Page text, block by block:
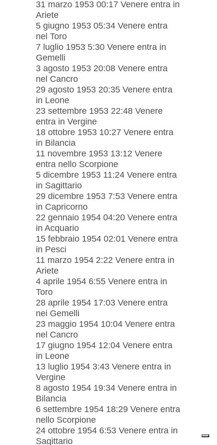
31 marzo 1953 00:17 Venere entra in
Ariete
5 giugno 1953 05:34 Venere entra
nel Toro
7 luglio 1953 5:30 Venere entra in
Gemelli
3 agosto 1953 20:08 Venere entra
nel Cancro
29 agosto 1953 20:35 Venere entra
in Leone
23 settembre 1953 22:48 Venere
entra in Vergine
18 ottobre 1953 10:27 Venere entra
in Bilancia
11 novembre 1953 13:12 Venere
entra nello Scorpione
5 dicembre 1953 11:24 Venere entra
in Sagittario
29 dicembre 1953 7:53 Venere entra
in Capricorno
22 gennaio 1954 04:20 Venere entra
in Acquario
15 febbraio 1954 02:01 Venere entra
in Pesci
11 marzo 1954 2:22 Venere entra in
Ariete
4 aprile 1954 6:55 Venere entra in
Toro
28 aprile 1954 17:03 Venere entra
nei Gemelli
23 maggio 1954 10:04 Venere entra
nel Cancro
17 giugno 1954 12:04 Venere entra
in Leone
13 luglio 1954 3:43 Venere entra in
Vergine
8 agosto 1954 19:34 Venere entra in
Bilancia
6 settembre 1954 18:29 Venere entra
nello Scorpione
24 ottobre 1954 6:53 Venere entra in
Sagittario